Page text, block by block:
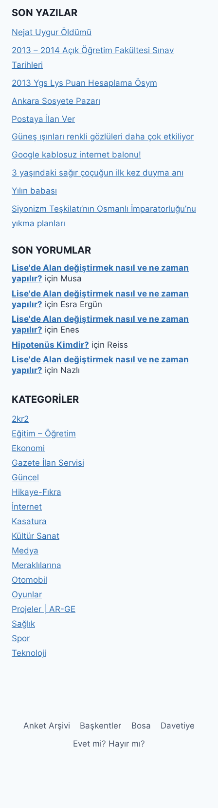
SON YAZILAR
Nejat Uygur Öldümü
2013 – 2014 Açık Öğretim Fakültesi Sınav
Tarihleri
2013 Ygs Lys Puan Hesaplama Ösym
Ankara Sosyete Pazarı
Postaya İlan Ver
Güneş ışınları renkli gözlüleri daha çok etkiliyor
Google kablosuz internet balonu!
3 yaşındaki sağır çoçuğun ilk kez duyma anı
Yılın babası
Siyonizm Teşkilatı’nın Osmanlı İmparatorluğu’nu
yıkma planları
SON YORUMLAR
Lise'de Alan değiştirmek nasıl ve ne zaman
yapılır? için Musa
Lise'de Alan değiştirmek nasıl ve ne zaman
yapılır? için Esra Ergün
Lise'de Alan değiştirmek nasıl ve ne zaman
yapılır? için Enes
Hipotenüs Kimdir? için Reiss
Lise'de Alan değiştirmek nasıl ve ne zaman
yapılır? için Nazlı
KATEGORILER
2kr2
Eğitim – Öğretim
Ekonomi
Gazete İlan Servisi
Güncel
Hikaye-Fıkra
İnternet
Kasatura
Kültür Sanat
Medya
Meraklılarına
Otomobil
Oyunlar
Projeler | AR-GE
Sağlık
Spor
Teknoloji
Anket Arşivi Başkentler Bosa
Davetiye
Evet mi? Hayır mı?